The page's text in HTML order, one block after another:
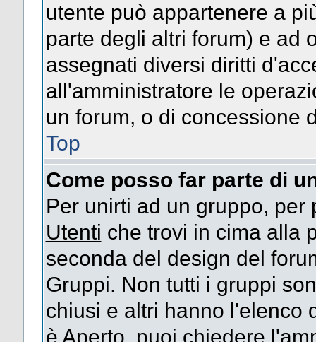
utente può appartenere a
parte degli altri forum) e ad
assegnati diversi diritti
all'amministratore le
un forum, o di concessione
Top
Come posso far parte di
Per unirti ad un gruppo,
Utenti che trovi in cima alla
seconda del design del
Gruppi. Non tutti i gruppi
chiusi e altri hanno l'elenco
è Aperto, puoi chiedere